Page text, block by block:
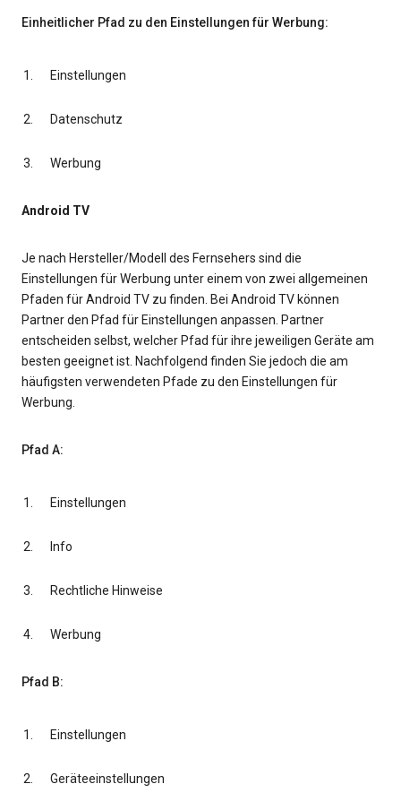
Einheitlicher Pfad zu den Einstellungen für Werbung:
Einstellungen
Datenschutz
Werbung
Android TV
Je nach Hersteller/Modell des Fernsehers sind die
Einstellungen für Werbung unter einem von zwei allgemeinen
Pfaden für Android TV zu finden. Bei Android TV können
Partner den Pfad für Einstellungen anpassen. Partner
entscheiden selbst, welcher Pfad für ihre jeweiligen Geräte am
besten geeignet ist. Nachfolgend finden Sie jedoch die am
häufigsten verwendeten Pfade zu den Einstellungen für
Werbung.
Pfad A:
Einstellungen
Info
Rechtliche Hinweise
Werbung
Pfad B:
Einstellungen
Geräteeinstellungen